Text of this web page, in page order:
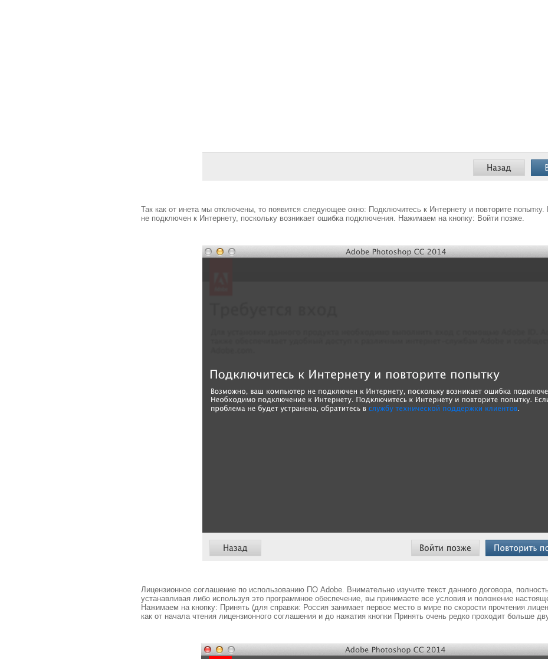
Так как от инета мы отключены, то появится следующее окно: Подключитесь к Интернету и повторите
не подключен к Интернету, поскольку возникает ошибка подключения. Нажимаем на кнопку: Войти позже.
Лицензионное соглашение по использованию ПО Adobe. Внимательно изучите текст данного договора,
устанавливая либо используя это программное обеспечение, вы принимаете все условия и положение
Нажимаем на кнопку: Принять (для справки: Россия занимает первое место в мире по скорости прочтения
как от начала чтения лицензионного соглашения и до нажатия кнопки Принять очень редко проходит больше